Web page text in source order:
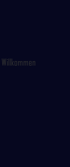
Willkommen